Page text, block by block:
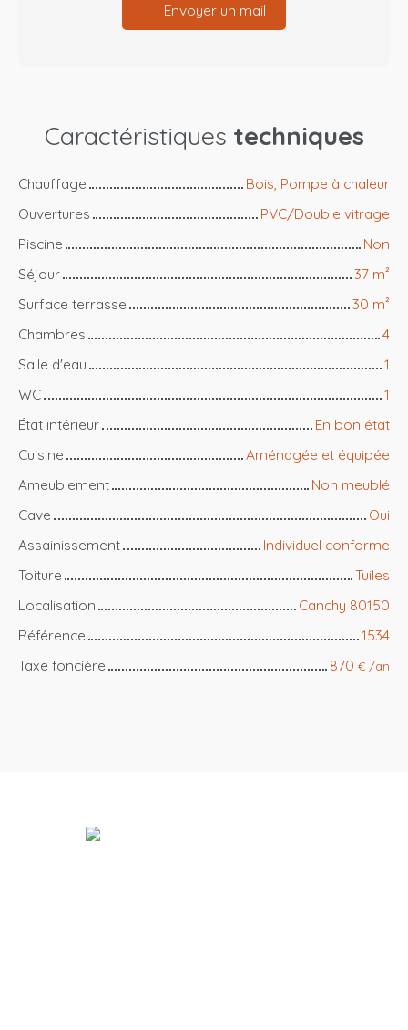
Envoyer un mail
Caractéristiques techniques
Chauffage
Bois, Pompe à chaleur
Ouvertures
PVC/Double vitrage
Piscine
Non
Séjour
37 m²
Surface terrasse
30 m²
Chambres
4
Salle d'eau
1
WC
1
État intérieur
En bon état
Cuisine
Aménagée et équipée
Ameublement
Non meublé
Cave
Oui
Assainissement
Individuel conforme
Toiture
Tuiles
Localisation
Canchy 80150
Référence
1534
Taxe foncière
870 € /an